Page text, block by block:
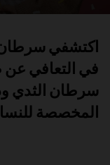
اكتشفي
في التعافي
سرطان الثدي
المخصصة